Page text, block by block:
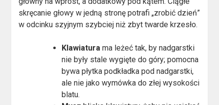
skręcanie głowy w jedną stronę potrafi „zrobić dzień”
w odcinku szyjnym szybciej niż zbyt twarde krzesło.
Klawiatura ma leżeć tak, by nadgarstki
nie były stale wygięte do góry; pomocna
bywa płytka podkładka pod nadgarstki,
ale nie jako wymówka do złej wysokości
blatu.